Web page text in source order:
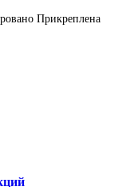
Прикреплена